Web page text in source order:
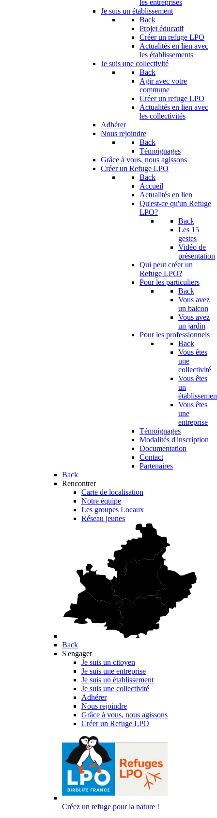
les entreprises
Je suis un établissement
Back
Projet éducatif
Créer un refuge LPO
Actualités en lien avec
les établissements
Je suis une collectivité
Back
Agir avec votre
commune
Créer un refuge LPO
Actualités en lien avec
les collectivités
Adhérer
Nous rejoindre
Back
Témoignages
Grâce à vous, nous agissons
Créer un Refuge LPO
Back
Accueil
Actualités en lien
Qu'est-ce qu'un Refuge
LPO?
Back
Les 15
gestes
Vidéo de
présentation
Qui peut créer un
Refuge LPO?
Pour les particuliers
Back
Vous avez
un balcon
Vous avez
un jardin
Pour les professionnels
Back
Vous êtes
une
collectivité
Vous êtes
un
Vous êtes
une
entreprise
Témoignages
Modalités d'inscription
Documentation
Contact
Partenaires
Back
Rencontrer
Carte de localisation
Notre équipe
Les groupes Locaux
Réseau jeunes
Back
S'engager
Je suis un citoyen
Je suis une entreprise
Je suis un établissement
Je suis une collectivité
Adhérer
Nous rejoindre
Grâce à vous, nous agissons
Créer un Refuge LPO
Créez un refuge pour la nature !